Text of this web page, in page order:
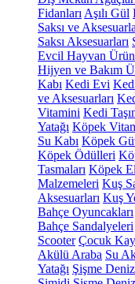
Fidanları Aşılı Gül
Saksı ve
Saksı Aksesuarları
Evcil Hayvan
Hijyen ve Bakım
Kabı Kedi Evi
ve Aksesuarları
Vitamini Kedi
Yatağı Köpek
Su Kabı Köpek
Köpek Ödülleri
Tasmaları Köpek
Malzemeleri Kuş
Aksesuarları Kuş
Bahçe Oyuncakları
Bahçe Sandalyeleri
Scooter Çocuk
Akülü Araba Su
Yatağı Şişme